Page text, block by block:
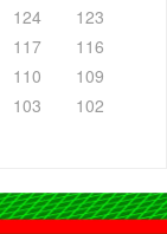
124
123
117
116
110
109
103
102